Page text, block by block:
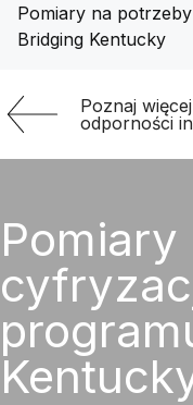
Pomiary na
Bridging Kentucky
Poznaj
odporności